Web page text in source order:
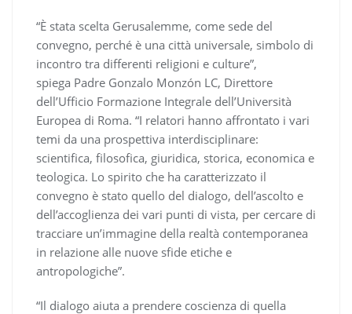
“È stata scelta Gerusalemme, come sede del
convegno, perché è una città universale, simbolo di
incontro tra differenti religioni e culture”,
spiega Padre Gonzalo Monzón LC, Direttore
dell’Ufficio Formazione Integrale dell’Università
Europea di Roma. “I relatori hanno affrontato i vari
temi da una prospettiva interdisciplinare:
scientifica, filosofica, giuridica, storica, economica e
teologica. Lo spirito che ha caratterizzato il
convegno è stato quello del dialogo, dell’ascolto e
dell’accoglienza dei vari punti di vista, per cercare di
tracciare un’immagine della realtà contemporanea
in relazione alle nuove sfide etiche e
antropologiche”.
“Il dialogo aiuta a prendere coscienza di quella